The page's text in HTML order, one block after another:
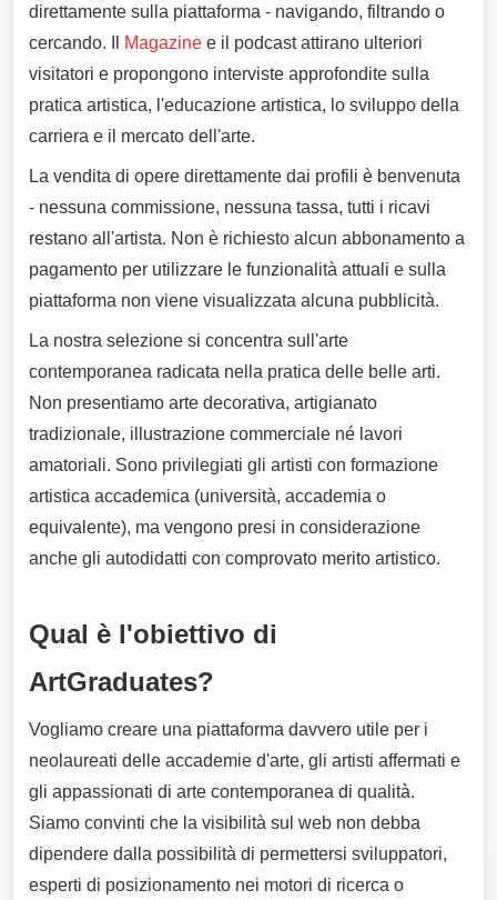
direttamente sulla piattaforma - navigando, filtrando o
cercando. Il
Magazine e il podcast attirano ulteriori
visitatori e propongono interviste approfondite sulla
pratica artistica, l'educazione artistica, lo sviluppo della
carriera e il mercato dell'arte.
La vendita di opere direttamente dai profili è benvenuta
- nessuna commissione, nessuna tassa, tutti i ricavi
restano all'artista. Non è richiesto alcun abbonamento a
pagamento per utilizzare le funzionalità attuali e sulla
piattaforma non viene visualizzata alcuna pubblicità.
La nostra selezione si concentra sull'arte
contemporanea radicata nella pratica delle belle arti.
Non presentiamo arte decorativa, artigianato
tradizionale, illustrazione commerciale né lavori
amatoriali. Sono privilegiati gli artisti con formazione
artistica accademica (università, accademia o
equivalente), ma vengono presi in considerazione
anche gli autodidatti con comprovato merito artistico.
Qual è l'obiettivo di
ArtGraduates?
Vogliamo creare una piattaforma davvero utile per i
neolaureati delle accademie d'arte, gli artisti affermati e
gli appassionati di arte contemporanea di qualità.
Siamo convinti che la visibilità sul web non debba
dipendere dalla possibilità di permettersi sviluppatori,
esperti di posizionamento nei motori di ricerca o